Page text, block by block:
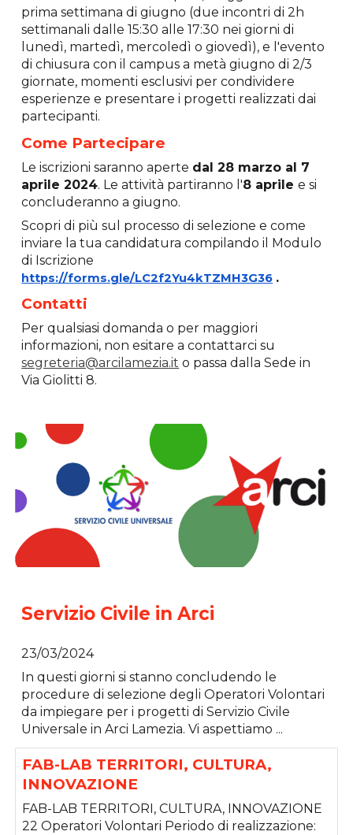
prima settimana di giugno (due incontri di 2h
settimanali dalle 15:30 alle 17:30 nei giorni di
lunedì, martedì, mercoledì o giovedì), e l'evento
di chiusura con il campus a metà giugno di 2/3
giornate, momenti esclusivi per condividere
esperienze e presentare i progetti realizzati dai
partecipanti.
Come Partecipare
Le iscrizioni saranno aperte dal 28 marzo al 7
aprile 2024. Le attività partiranno l'8 aprilee si
concluderanno a giugno.
Scopri di più sul processo di selezione e come
inviare la tua candidatura compilando il Modulo
di Iscrizione
https://forms.gle/LC2f2Yu4kTZMH3G36 .
Contatti
Per qualsiasi domanda o per maggiori
informazioni, non esitare a contattarci su
segreteria@arcilamezia.it o passa dalla Sede in
Via Giolitti 8.
Servizio Civile in Arci
23/03/2024
In questi giorni si stanno concludendo le
procedure di selezione degli Operatori Volontari
da impiegare per i progetti di Servizio Civile
Universale in Arci Lamezia. Vi aspettiamo ...
FAB-LAB TERRITORI, CULTURA,
INNOVAZIONE
FAB-LAB TERRITORI, CULTURA, INNOVAZIONE
22 Operatori Volontari Periodo di realizzazione: